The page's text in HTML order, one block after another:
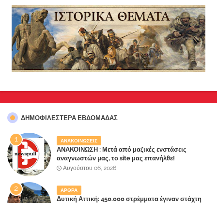
ΔΗΜΟΦΙΛΈΣΤΕΡΑ ΕΒΔΟΜΆΔΑΣ
ΑΝΑΚΟΙΝΩΣΕΙΣ
ΑΝΑΚΟΙΝΩΣΗ : Μετά από μαζικές ενστάσεις
αναγνωστών μας, το site μας επανήλθε!
Αυγούστου 06, 2026
ΑΡΘΡΑ
Δυτική Αττική: 450.000 στρέμματα έγιναν στάχτη